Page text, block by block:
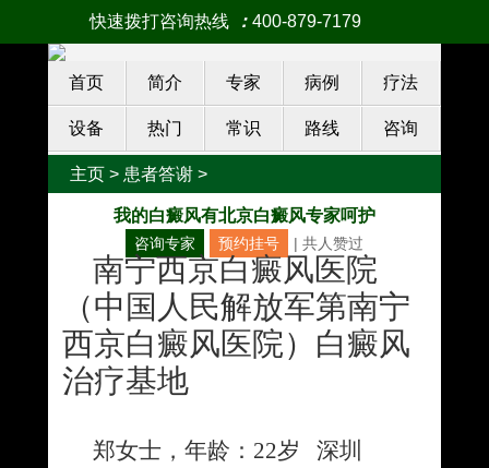
快速拨打咨询热线 ： 400-879-7179
首页 简介 专家 病例 疗法
设备 热门 常识 路线 咨询
主页 > 患者答谢 >
我的白癜风有北京白癜风专家呵护
咨询专家 预约挂号 | 共人赞过
南宁西京白癜风医院
（中国人民解放军第南宁
西京白癜风医院）白癜风
治疗基地
郑女士，年龄： 22岁 深圳